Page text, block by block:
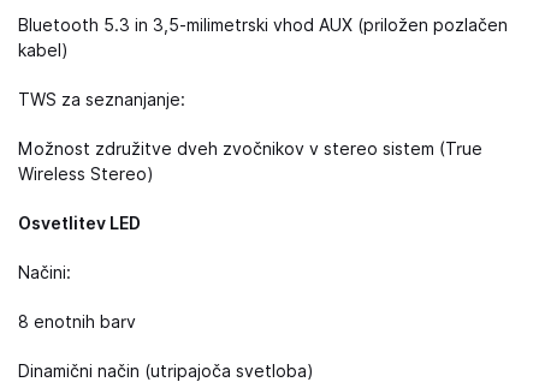
Bluetooth 5.3 in 3,5-milimetrski vhod AUX (priložen pozlačen
kabel)
TWS za seznanjanje:
Možnost združitve dveh zvočnikov v stereo sistem (True
Wireless Stereo)
Osvetlitev LED
Načini:
8 enotnih barv
Dinamični način (utripajoča svetloba)